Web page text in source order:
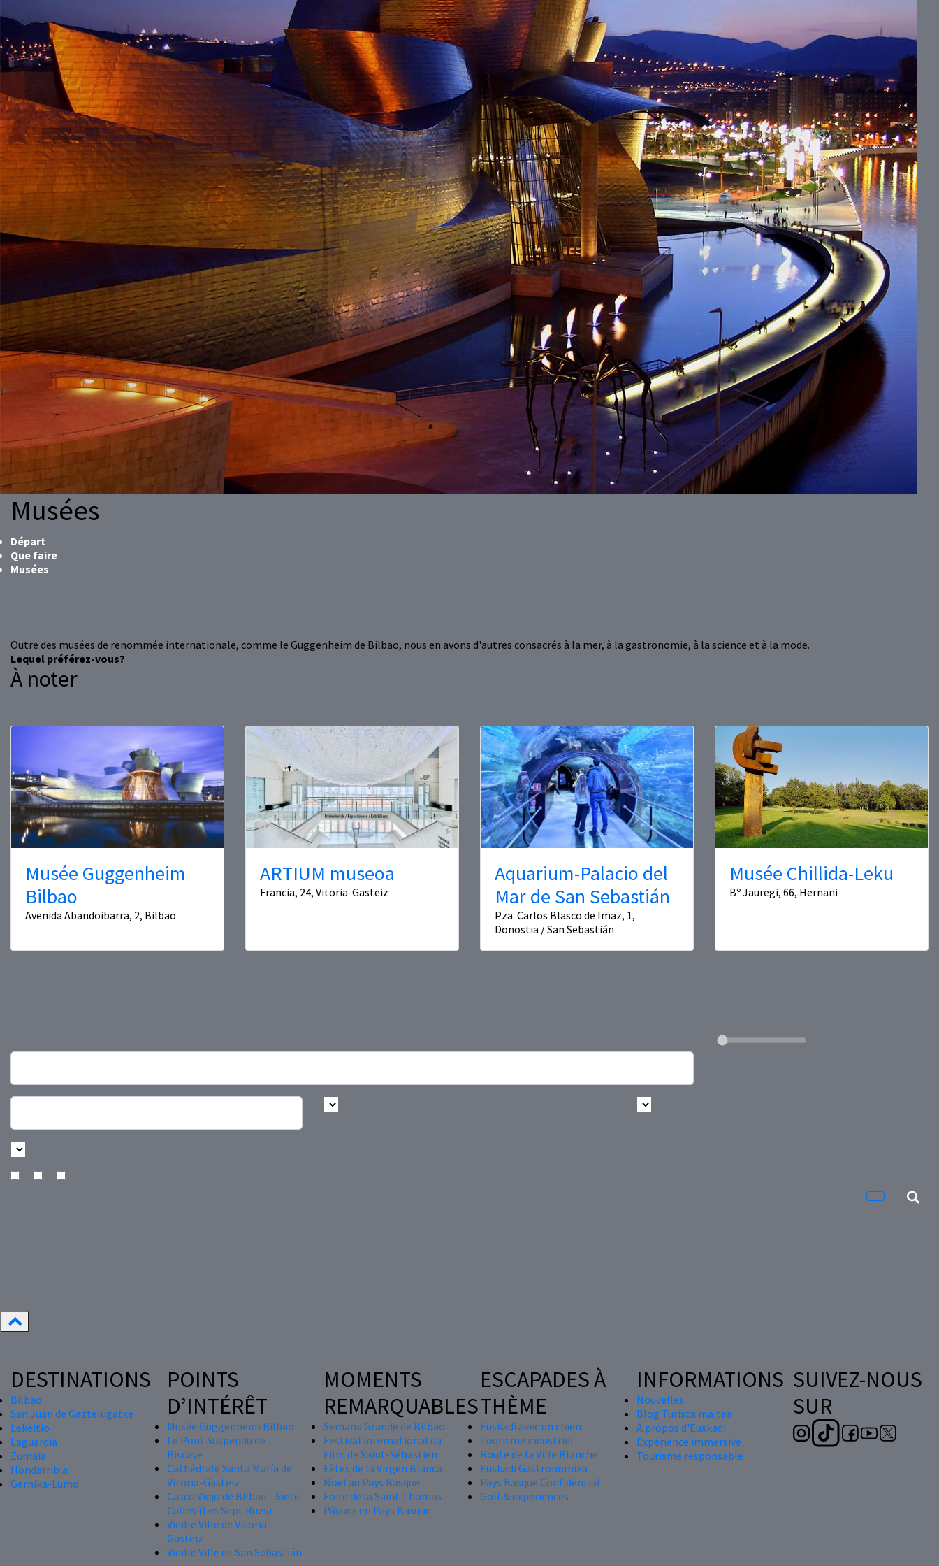
Musées
Départ
Que faire
Musées
Outre des musées de renommée internationale, comme le Guggenheim de Bilbao, nous en avons d'autres consacrés à la mer, à la gastronomie, à la science et à la mode.
Lequel préférez-vous?
À noter
Musée Guggenheim
Bilbao
Avenida Abandoibarra, 2, Bilbao
ARTIUM museoa
Francia, 24, Vitoria-Gasteiz
Aquarium-Palacio del
Mar de San Sebastián
Pza. Carlos Blasco de Imaz, 1,
Donostia / San Sebastián
Musée Chillida-Leku
Bº Jauregi, 66, Hernani
DESTINATIONS
Bilbao
San Juan de Gaztelugatxe
Lekeitio
Laguardia
Zumaia
Hondarribia
Gernika-Lumo
POINTS
D’INTÉRÊT
Musée Guggenheim Bilbao
Le Pont Suspendu de
Biscaye
Cathédrale Santa María de
Vitoria-Gasteiz
Casco Viejo de Bilbao - Siete
Calles (Les Sept Rues)
Vieille Ville de Vitoria-
Gasteiz
Vieille Ville de San Sebastián
MOMENTS
REMARQUABLES
Semana Grande de Bilbao
Festival international du
Film de Saint-Sébastien
Fêtes de la Virgen Blanca
Nöel au Pays Basque
Foire de la Saint Thomas
Pâques en Pays Basque
ESCAPADES À
THÈME
Euskadi avec un chien
Tourisme industriel
Route de la Ville Blanche
Euskadi Gastronomika
Pays Basque Confidential
Golf & experiences
INFORMATIONS
Nouvelles
Blog Turista maitea
À propos d'Euskadi
Expérience immersive
Tourisme responsable
SUIVEZ-NOUS
SUR